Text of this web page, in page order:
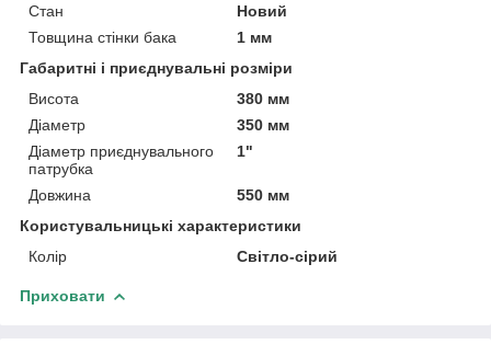
Стан
Новий
Товщина стінки бака
1 мм
Габаритні і приєднувальні розміри
Висота
380 мм
Діаметр
350 мм
Діаметр приєднувального
патрубка
1"
Довжина
550 мм
Користувальницькі характеристики
Колір
Світло-сірий
Приховати